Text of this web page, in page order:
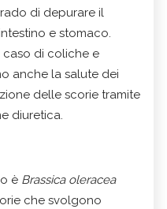
di depurare il
e stomaco.
caso di coliche e
anche la salute dei
delle scorie tramite
diuretica.
è Brassica oleracea
che svolgono